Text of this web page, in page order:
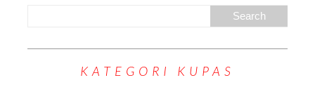
KATEGORI KUPAS